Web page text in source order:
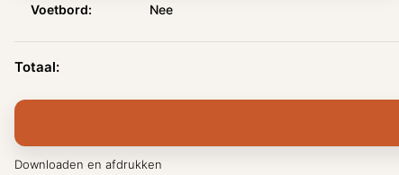
Voetbord: Nee
Totaal:
Downloaden en afdrukken